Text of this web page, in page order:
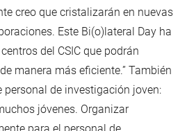
creo que cristalizarán en nuevas
Este Bi(o)lateral Day ha
del CSIC que podrán
manera más eficiente.” También
personal de investigación joven:
jóvenes. Organizar